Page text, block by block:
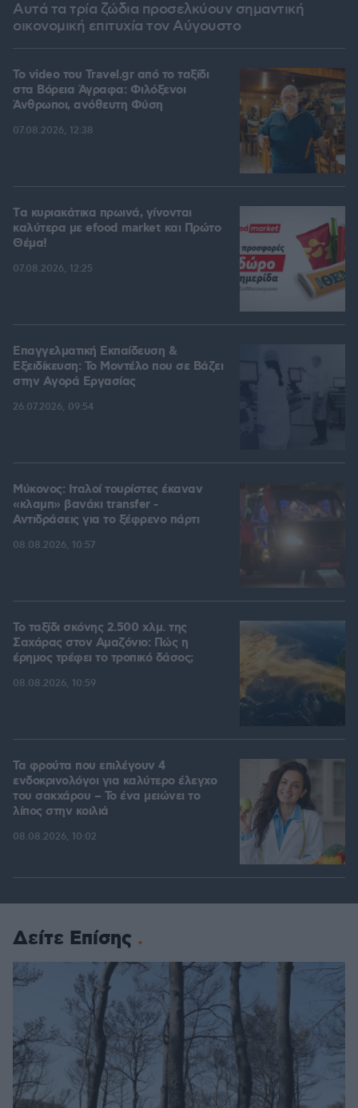
Αυτά τα τρία ζώδια προσελκύουν σημαντική
οικονομική επιτυχία τον Αύγουστο
To video του Travel.gr από το ταξίδι
στα Βόρεια Άγραφα: Φιλόξενοι
Άνθρωποι, ανόθευτη Φύση
07.08.2026, 12:38
Tα κυριακάτικα πρωινά, γίνονται
καλύτερα με efood market και Πρώτο
Θέμα!
07.08.2026, 12:25
Επαγγελματική Εκπαίδευση &
Εξειδίκευση: Το Mοντέλο που σε Bάζει
στην Aγορά Eργασίας
26.07.2026, 09:54
Μύκονος: Ιταλοί τουρίστες έκαναν
«κλαμπ» βανάκι transfer -
Αντιδράσεις για το ξέφρενο πάρτι
08.08.2026, 10:57
Το ταξίδι σκόνης 2.500 χλμ. της
Σαχάρας στον Αμαζόνιο: Πώς η
έρημος τρέφει το τροπικό δάσος;
08.08.2026, 10:59
Τα φρούτα που επιλέγουν 4
ενδοκρινολόγοι για καλύτερο έλεγχο
του σακχάρου – Το ένα μειώνει το
λίπος στην κοιλιά
08.08.2026, 10:02
Δείτε Επίσης